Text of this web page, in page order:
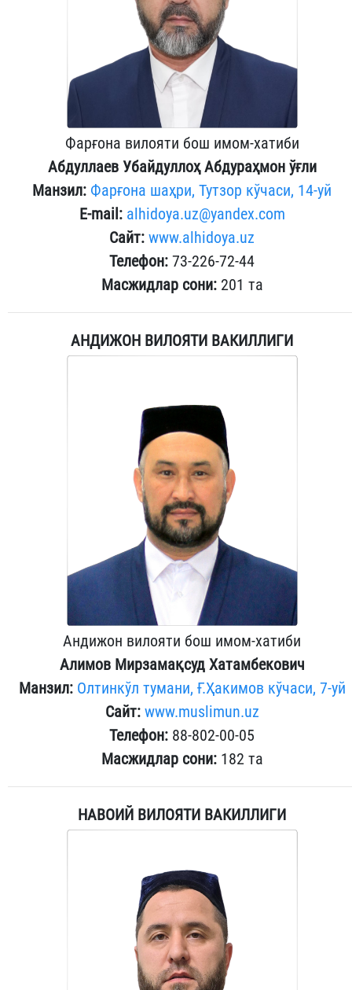
Фарғона вилояти бош имом-хатиби
Абдуллаев Убайдуллоҳ Абдураҳмон ўғли
Манзил: Фарғона шаҳри, Тутзор кўчаси, 14-уй
E-mail: alhidoya.uz@yandex.com
Сайт: www.alhidoya.uz
Телефон: 73-226-72-44
Масжидлар сони:201 та
АНДИЖОН ВИЛОЯТИ ВАКИЛЛИГИ
Андижон вилояти бош имом-хатиби
Алимов Мирзамақсуд Хатамбекович
Манзил: Олтинкўл тумани, Ғ.Ҳакимов кўчаси, 7-уй
Сайт: www.muslimun.uz
Телефон: 88-802-00-05
Масжидлар сони:182 та
НАВОИЙ ВИЛОЯТИ ВАКИЛЛИГИ